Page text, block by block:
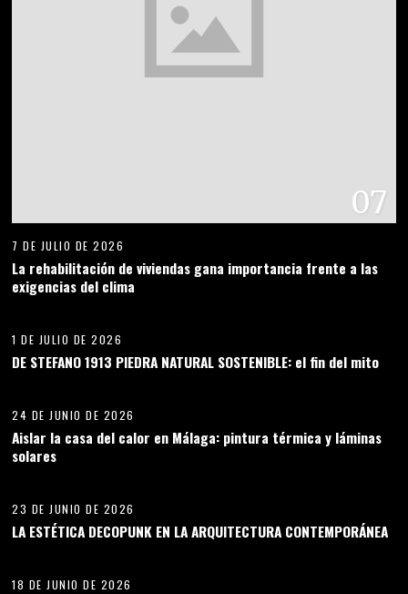
07
7 DE JULIO DE 2026
La rehabilitación de viviendas gana importancia frente a las
exigencias del clima
1 DE JULIO DE 2026
DE STEFANO 1913 PIEDRA NATURAL SOSTENIBLE: el fin del mito
09
24 DE JUNIO DE 2026
Aislar la casa del calor en Málaga: pintura térmica y láminas
solares
23 DE JUNIO DE 2026
LA ESTÉTICA DECOPUNK EN LA ARQUITECTURA CONTEMPORÁNEA
11
18 DE JUNIO DE 2026